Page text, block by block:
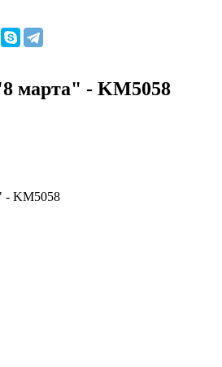
марта" - KM5058
- KM5058